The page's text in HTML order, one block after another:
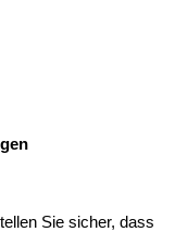
Sie sicher, dass